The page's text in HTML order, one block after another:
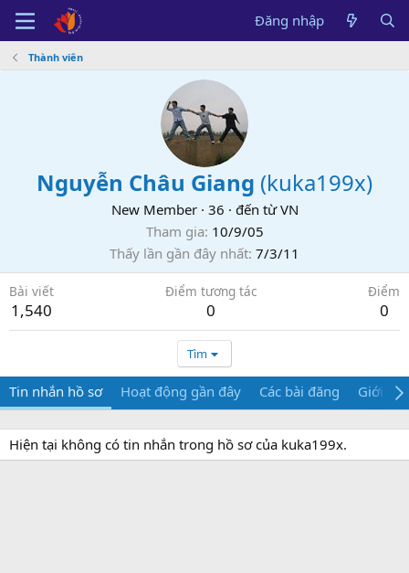
Đăng nhập
Thành viên
Nguyễn Châu Giang (kuka199x)
New Member · 36 · đến từ VN
Tham gia 10/9/05
Thấy lần gần đây nhất 7/3/11
Bài viết
1,540
Điểm tương tác
0
Điểm
0
Tìm
Tin nhắn hồ sơ Hoạt động gần đây Các bài đăng Giới
Hiện tại không có tin nhắn trong hồ sơ của kuka199x.